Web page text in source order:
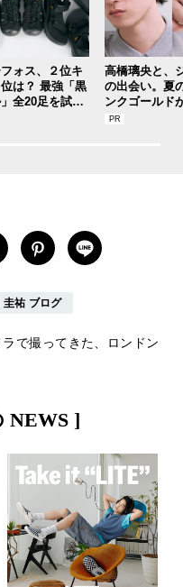
ォス、２位キ
は？ 最強「黒
全20足を試着
高橋璃央と、
の出会い。夏
ンクゴールド
SUMMER
圭祐 ブログ
で撮ってきた、ロンドン
NEWS ]